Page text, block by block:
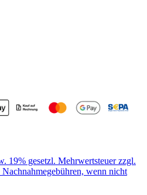
19% gesetzl. Mehrwertsteuer zzgl.
wenn nicht